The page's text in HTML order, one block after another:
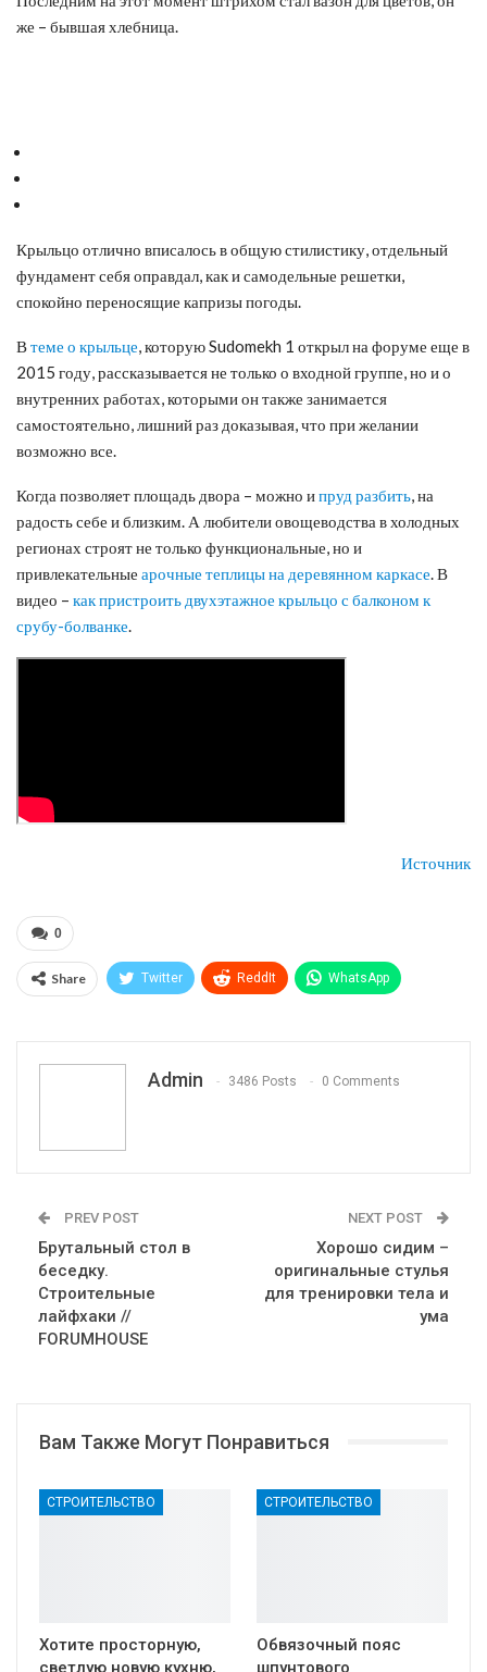
же – бывшая хлебница.
Крыльцо отлично вписалось в общую стилистику, отдельный
фундамент себя оправдал, как и самодельные решетки,
спокойно переносящие капризы погоды.
Втеме о крыльце, которую Sudomekh 1 открыл на форуме еще в
2015 году, рассказывается не только о входной группе, но и о
внутренних работах, которыми он также занимается
самостоятельно, лишний раз доказывая, что при желании
возможно все.
Когда позволяет площадь двора – можно ипруд разбить, на
радость себе и близким. А любители овощеводства в холодных
регионах строят не только функциональные, но и
привлекательные арочные теплицы на деревянном каркасе. В
видео – как пристроить двухэтажное крыльцо с балконом к
срубу-болванке.
Источник
0
Share Twitter ReddIt WhatsApp
Admin 3486 Posts 0 Comments
PREV POST
Брутальный стол в
беседку.
Строительные
лайфхаки //
FORUMHOUSE
NEXT POST
Хорошо сидим –
оригинальные стулья
для тренировки тела и
ума
Вам Также Могут Понравиться
СТРОИТЕЛЬСТВО
Хотите просторную,
светлую новую кухню,
СТРОИТЕЛЬСТВО
Обвязочный пояс
шпунтового